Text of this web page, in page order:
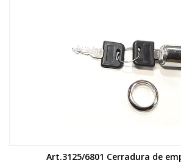
Art.3125/6801 Cerradura de